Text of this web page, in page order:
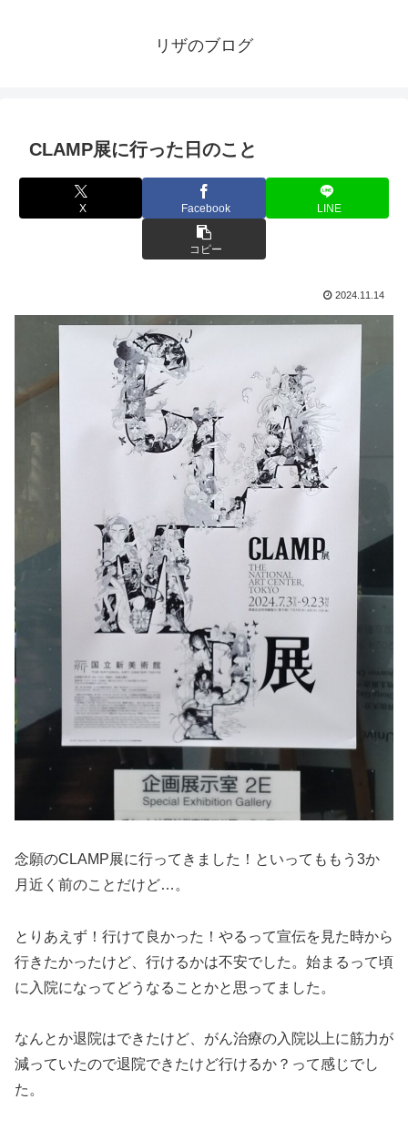
リザのブログ
CLAMP展に行った日のこと
X Facebook LINE
コピー
2024.11.14
念願のCLAMP展に行ってきました！といってももう3か
月近く前のことだけど…。
とりあえず！行けて良かった！やるって宣伝を見た時から
行きたかったけど、行けるかは不安でした。始まるって頃
に入院になってどうなることかと思ってました。
なんとか退院はできたけど、がん治療の入院以上に筋力が
減っていたので退院できたけど行けるか？って感じでし
た。